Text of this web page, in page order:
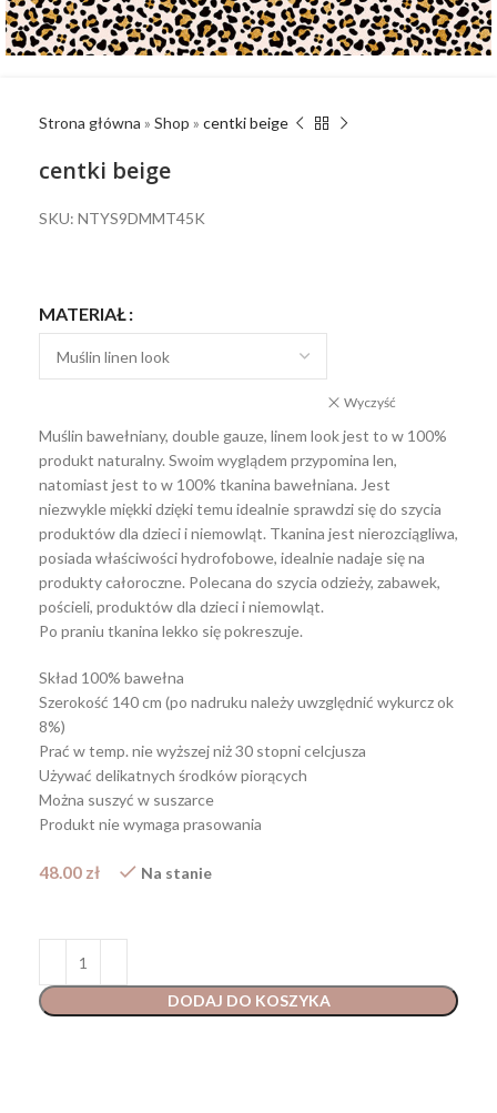
Strona główna » Shop » centki beige
centki beige
SKU: NTYS9DMMT45K
MATERIAŁ
Wyczyść
Muślin bawełniany, double gauze, linem look jest to w 100%
produkt naturalny. Swoim wyglądem przypomina len,
natomiast jest to w 100% tkanina bawełniana. Jest
niezwykle miękki dzięki temu idealnie sprawdzi się do szycia
produktów dla dzieci i niemowląt. Tkanina jest nierozciągliwa,
posiada właściwości hydrofobowe, idealnie nadaje się na
produkty całoroczne. Polecana do szycia odzieży, zabawek,
pościeli, produktów dla dzieci i niemowląt.
Po praniu tkanina lekko się pokreszuje.
Skład 100% bawełna
Szerokość 140 cm (po nadruku należy uwzględnić wykurcz ok
8%)
Prać w temp. nie wyższej niż 30 stopni celcjusza
Używać delikatnych środków piorących
Można suszyć w suszarce
Produkt nie wymaga prasowania
48.00 zł Na stanie
DODAJ DO KOSZYKA